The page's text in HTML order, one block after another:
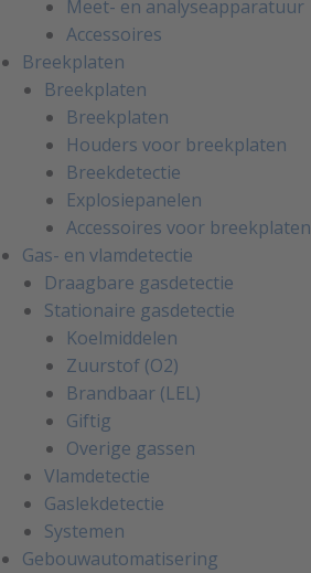
Meet- en analyseapparatuur
Accessoires
Breekplaten
Breekplaten
Breekplaten
Houders voor breekplaten
Breekdetectie
Explosiepanelen
Accessoires voor breekplaten
Gas- en vlamdetectie
Draagbare gasdetectie
Stationaire gasdetectie
Koelmiddelen
Zuurstof (O2)
Brandbaar (LEL)
Giftig
Overige gassen
Vlamdetectie
Gaslekdetectie
Systemen
Gebouwautomatisering